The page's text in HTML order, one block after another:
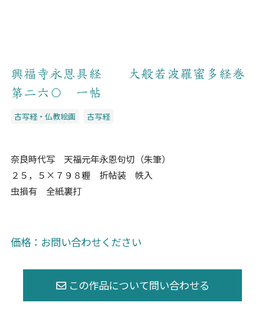
興福寺永恩具経 大般若波羅蜜多経巻
第二六〇 一帖
古写経・仏教絵画 古写経
奈良時代写 天福元年永恩句切（朱筆）
２５，５×７９８糎 折帖装 帙入
虫損有 全紙裏打
価格：お問い合わせください